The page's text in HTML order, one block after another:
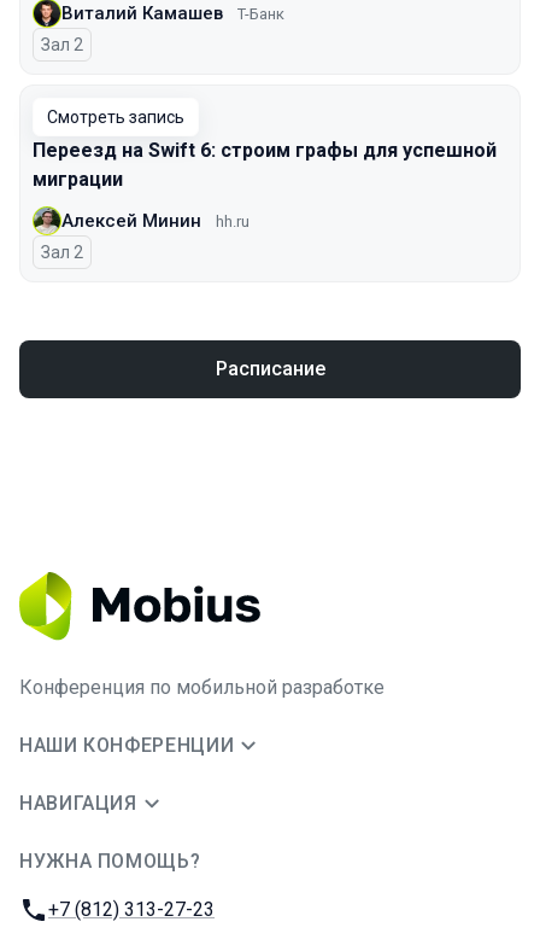
Виталий Камашев T-Банк
Зал 2
Смотреть запись
Переезд на Swift 6: строим графы для успешной
миграции
Алексей Минин hh.ru
Зал 2
Расписание
Конференция по мобильной разработке
НАШИ КОНФЕРЕНЦИИ
НАВИГАЦИЯ
НУЖНА ПОМОЩЬ?
Телефон:
+7 (812) 313-27-23